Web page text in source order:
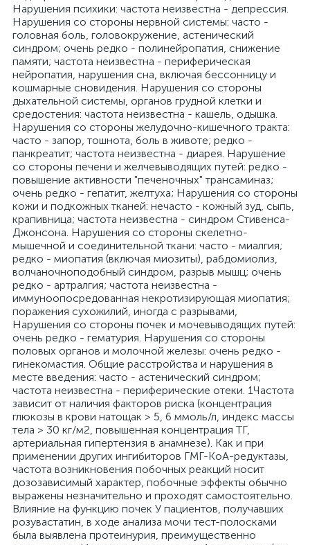
Нарушения психики: частота неизвестна - депрессия.
Нарушения со стороны нервной системы: часто -
головная боль, головокружение, астенический
синдром; очень редко - полинейропатия, снижение
памяти; частота неизвестна - периферическая
нейропатия, нарушения сна, включая бессонницу и
кошмарные сновидения. Нарушения со стороны
дыхательной системы, органов грудной клетки и
средостения: частота неизвестна - кашель, одышка.
Нарушения со стороны желудочно-кишечного тракта:
часто - запор, тошнота, боль в животе; редко -
панкреатит; частота неизвестна - диарея. Нарушение
со стороны печени и желчевыводящих путей: редко -
повышение активности "печеночных" трансаминаз;
очень редко - гепатит, желтуха; Нарушения со стороны
кожи и подкожных тканей: нечасто - кожный зуд, сыпь,
крапивница; частота неизвестна - синдром Стивенса-
Джонсона. Нарушения со стороны скелетно-
мышечной и соединительной ткани: часто - миалгия;
редко - миопатия (включая миозиты), рабдомиолиз,
волчаночноподобный синдром, разрыв мышц; очень
редко - артралгия; частота неизвестна -
иммуноопосредованная некротизирующая миопатия;
поражения сухожилий, иногда с разрывами,
Нарушения со стороны почек и мочевыводящих путей:
очень редко - гематурия. Нарушения со стороны
половых органов и молочной железы: очень редко -
гинекомастия. Общие расстройства и нарушения в
месте введения: часто - астенический синдром;
частота неизвестна - периферические отеки. 1Частота
зависит от наличия факторов риска (концентрация
глюкозы в крови натощак > 5, 6 ммоль/л, индекс массы
тела > 30 кг/м2, повышенная концентрация ТГ,
артериальная гипертензия в анамнезе). Как и при
применении других ингибиторов ГМГ-КоА-редуктазы,
частота возникновения побочных реакций носит
дозозависимый характер, побочные эффекты обычно
выражены незначительно и проходят самостоятельно.
Влияние на функцию почек У пациентов, получавших
розувастатин, в ходе анализа мочи тест-полосками
была выявлена протеинурия, преимущественно